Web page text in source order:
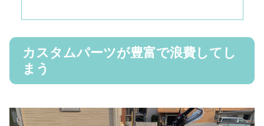
カスタムパーツが豊富で浪費してし
まう